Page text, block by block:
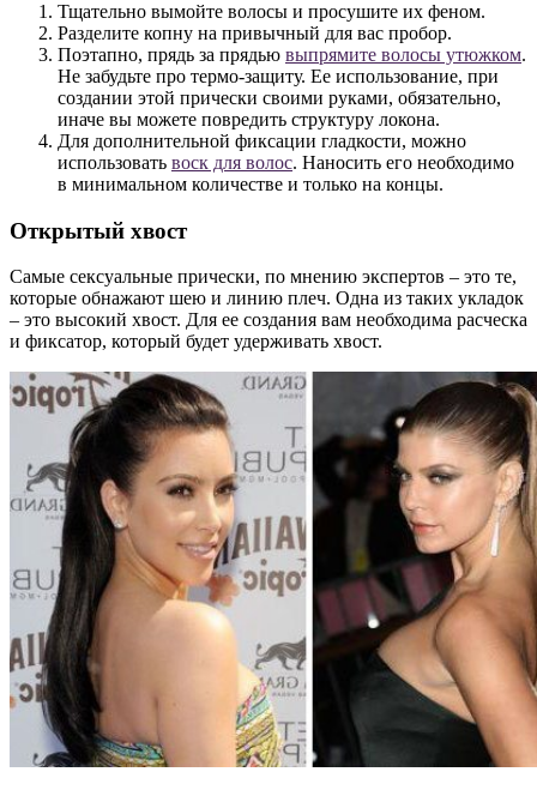
Тщательно вымойте волосы и просушите их феном.
Разделите копну на привычный для вас пробор.
Поэтапно, прядь за прядью выпрямите волосы утюжком.
Не забудьте про термо-защиту. Ее использование, при
создании этой прически своими руками, обязательно,
иначе вы можете повредить структуру локона.
Для дополнительной фиксации гладкости, можно
использовать воск для волос. Наносить его необходимо
в минимальном количестве и только на концы.
Открытый хвост
Самые сексуальные прически, по мнению экспертов – это те,
которые обнажают шею и линию плеч. Одна из таких укладок
– это высокий хвост. Для ее создания вам необходима расческа
и фиксатор, который будет удерживать хвост.